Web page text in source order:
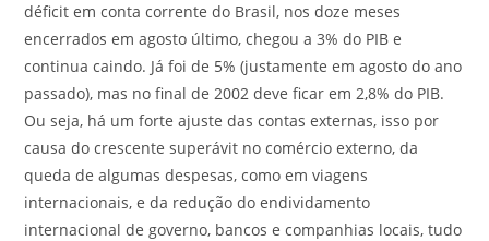
déficit em conta corrente do Brasil, nos doze meses
encerrados em agosto último, chegou a 3% do PIB e
continua caindo. Já foi de 5% (justamente em agosto do ano
passado), mas no final de 2002 deve ficar em 2,8% do PIB.
Ou seja, há um forte ajuste das contas externas, isso por
causa do crescente superávit no comércio externo, da
queda de algumas despesas, como em viagens
internacionais, e da redução do endividamento
internacional de governo, bancos e companhias locais, tudo